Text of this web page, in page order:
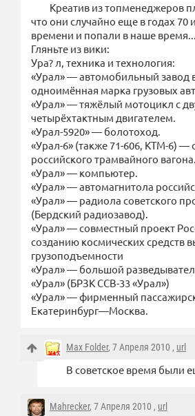
Креатив из топменеджеров
что они случайно еще в годах
времени и попали в наше время...
Гляньте из вики:
Ура? л, техника и технология:
«Урал» — автомобильный завод
одноимённая марка грузовых
«Урал» — тяжёлый мотоцикл с
четырёхтактным двигателем.
«Урал-5920» — болотоход.
«Урал-6» (также 71-606, КТМ-6)
российского трамвайного вагона.
«Урал» — компьютер.
«Урал» — автомагнитола
«Урал» — радиола советского
(Бердский радиозавод).
«Урал» — совместный проект
созданию космических средств
грузоподъемности
«Урал» — большой
«Урал» (БРЗК ССВ-33 «Урал»)
«Урал» — фирменный
Екатеринбург—Москва.
Max Folder, 7 Апреля 2010 , url
В советское время были
Mahrecker, 7 Апреля 2010 , url